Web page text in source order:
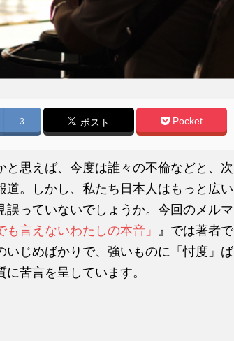
3 ポスト Pocket
思えば、今度は誰々の不倫などと、次
。しかし、私たち日本人はもっと広い
っていないでしょうか。今回のメルマ
言えないわたしの本音」
』では著者で
じめばかりで、強いものに「忖度」ば
苦言を呈しています。